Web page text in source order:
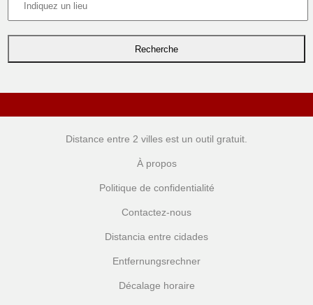
Distance entre 2 villes est un outil gratuit.
À propos
Politique de confidentialité
Contactez-nous
Distancia entre cidades
Entfernungsrechner
Décalage horaire